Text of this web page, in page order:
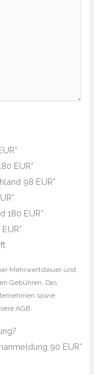
EUR*
98 EUR*
180 EUR*
Mehrwertsteuer und
Gebühren. Das
sowie
AGB.
90 EUR*